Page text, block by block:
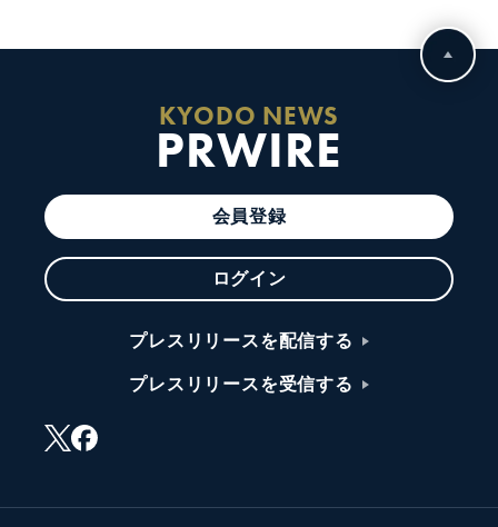
KYODO NEWS
PRWIRE
会員登録
ログイン
プレスリリースを配信する
プレスリリースを受信する